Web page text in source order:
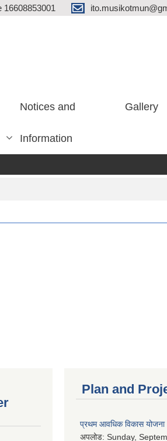
16608853001
Notices and
Information
Gallery
Plan and
प्रथम आवधिक विकास योजना
अपलोड: Sunday,